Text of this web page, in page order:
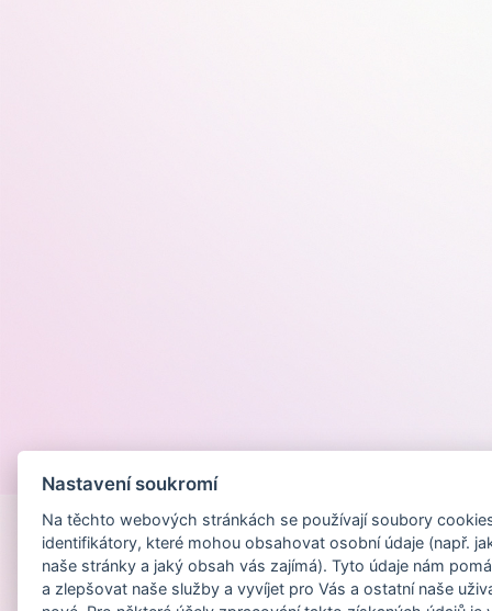
Nastavení soukromí
Na těchto webových stránkách se používají soubory
identifikátory, které mohou obsahovat osobní údaje (např.
naše stránky a jaký obsah vás zajímá). Tyto údaje nám
a zlepšovat naše služby a vyvíjet pro Vás a ostatní naše